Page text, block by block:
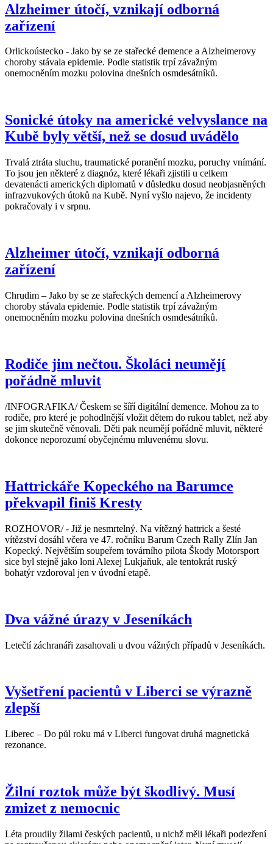
Alzheimer útočí, vznikají odborná
zařízení
Orlickoústecko - Jako by se ze stařecké demence a Alzheimerovy
choroby stávala epidemie. Podle statistik trpí závažným
onemocněním mozku polovina dnešních osmdesátníků.
Sonické útoky na americké velvyslance na
Kubě byly větší, než se dosud uvádělo
Trvalá ztráta sluchu, traumatické poranění mozku, poruchy vnímání.
To jsou jen některé z diagnóz, které lékaři zjistili u celkem
devatenácti amerických diplomatů v důsledku dosud neobjasněných
infrazvukových útoků na Kubě. Nyní vyšlo najevo, že incidenty
pokračovaly i v srpnu.
Alzheimer útočí, vznikají odborná
zařízení
Chrudim – Jako by se ze stařeckých demencí a Alzheimerovy
choroby stávala epidemie. Podle statistik trpí závažným
onemocněním mozku polovina dnešních osmdesátníků.
Rodiče jim nečtou. Školáci neumějí
pořádně mluvit
/INFOGRAFIKA/ Českem se šíří digitální demence. Mohou za to
rodiče, pro které je pohodlnější vložit dětem do rukou tablet, než aby
se jim skutečně věnovali. Děti pak neumějí pořádně mluvit, některé
dokonce neporozumí obyčejnému mluvenému slovu.
Hattrickáře Kopeckého na Barumce
překvapil finiš Kresty
ROZHOVOR/ - Již je nesmrtelný. Na vítězný hattrick a šesté
vítězství dosáhl včera ve 47. ročníku Barum Czech Rally Zlín Jan
Kopecký. Největším soupeřem továrního pilota Škody Motorsport
sice byl stejně jako loni Alexej Lukjaňuk, ale tentokrát ruský
bohatýr vzdoroval jen v úvodní etapě.
Dva vážné úrazy v Jeseníkách
Letečtí záchranáři zasahovali u dvou vážných případů v Jeseníkách.
Vyšetření pacientů v Liberci se výrazně
zlepší
Liberec – Do půl roku má v Liberci fungovat druhá magnetická
rezonance.
Žilní roztok může být škodlivý. Musí
zmizet z nemocnic
Léta proudily žilami českých pacientů, u nichž měli lékaři podezření